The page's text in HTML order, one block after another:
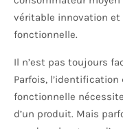
véritable innovation et
fonctionnelle.
Il n’est pas toujours
Parfois, l’identification
fonctionnelle
d’un produit. Mais